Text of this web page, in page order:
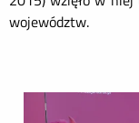
województw.